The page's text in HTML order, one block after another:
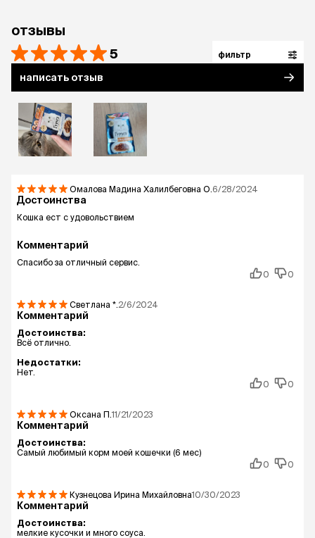
отзывы
5 фильтр
написать отзыв
Омалова Мадина Халилбеговна О. 6/28/2024
Достоинства
Кошка ест с удовольствием
Комментарий
Спасибо за отличный сервис.
0
0
Светлана *. 2/6/2024
Комментарий
Достоинства:
Всё отлично.
Недостатки:
Нет.
0
0
Оксана П.11/21/2023
Комментарий
Достоинства:
Самый любимый корм моей кошечки (6 мес)
0
0
Кузнецова Ирина Михайловна10/30/2023
Комментарий
Достоинства:
мелкие кусочки и много соуса.